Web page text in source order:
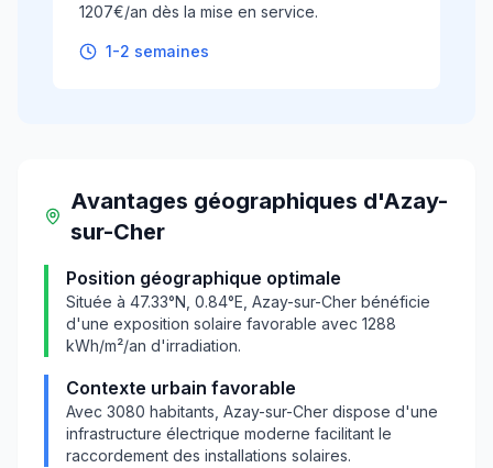
1207€/an dès la mise en service.
1-2 semaines
Avantages géographiques d'Azay-
sur-Cher
Position géographique optimale
Située à 47.33°N, 0.84°E, Azay-sur-Cher bénéficie
d'une exposition solaire favorable avec 1288
kWh/m²/an d'irradiation.
Contexte urbain favorable
Avec 3080 habitants, Azay-sur-Cher dispose d'une
infrastructure électrique moderne facilitant le
raccordement des installations solaires.